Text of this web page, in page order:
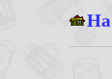
На